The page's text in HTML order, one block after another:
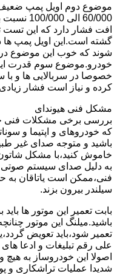
موضوع دوم اویل پمپ ضعیف
60/000
افت فشار دارد که این تست
گشته است.این اویل پمپ ها
شوند که خوب این موضوع در
خودرو.موضوع سوم قدرت
خصوصا در سربالایی ها و
کرده و نیاز است فشار
مشکل فنی هیوندای
بررسی برخی مشکلات فنی
که خودروهای و اپتیما و
باشید و متوجه صدای غیر
خاموش کنید،با مشکل
به دلیل صدای سیستم صوتی
فنی،ممکن است یاتاقان به
سیلندر بیرون بزند.
بابت تعمیر این موتور ها
باشید.میلنگ این موتور
علی رقم تبلیغات و ادعا های
شدیدا عملیات تراشکاری و